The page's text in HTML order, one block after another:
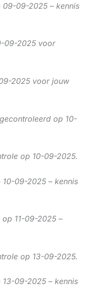
09-2025 – kennis
09-2025 voor
2025 voor jouw
op 10-
op 10-09-2025.
09-2025 – kennis
11-09-2025 –
op 13-09-2025.
09-2025 – kennis